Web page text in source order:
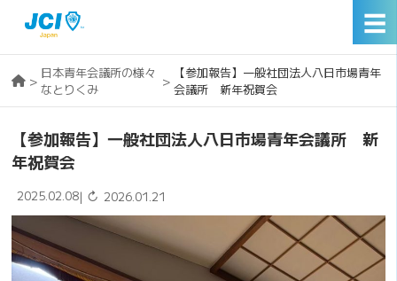
☰
> 日本青年会議所の様々
なとりくみ
>
【参加報告】一般社団法人八日市場青年
会議所 新年祝賀会
【参加報告】一般社団法人八日市場青年会議所 新
年祝賀会
2025.02.08| ↻ 2026.01.21